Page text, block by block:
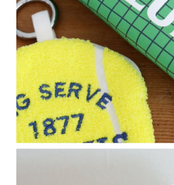
【注意事項】
１．透過由恩沛科技股份有限公司提供
易，需依本服務之必要範圍內提供個人資
權轉讓予恩沛科技股份有限公司。
２．關於個人資料處理事宜，請瀏覽以下
３．未成年的使用者請事先徵得法定代
「AFTEE先享後付」，若未經同意申辦
任。
４．使用「AFTEE先享後付」時，將依
時審查核予不同之上限額度；若仍有額
請求用戶進行身份認證。
５．嚴禁一人註冊多個帳號或使用他人